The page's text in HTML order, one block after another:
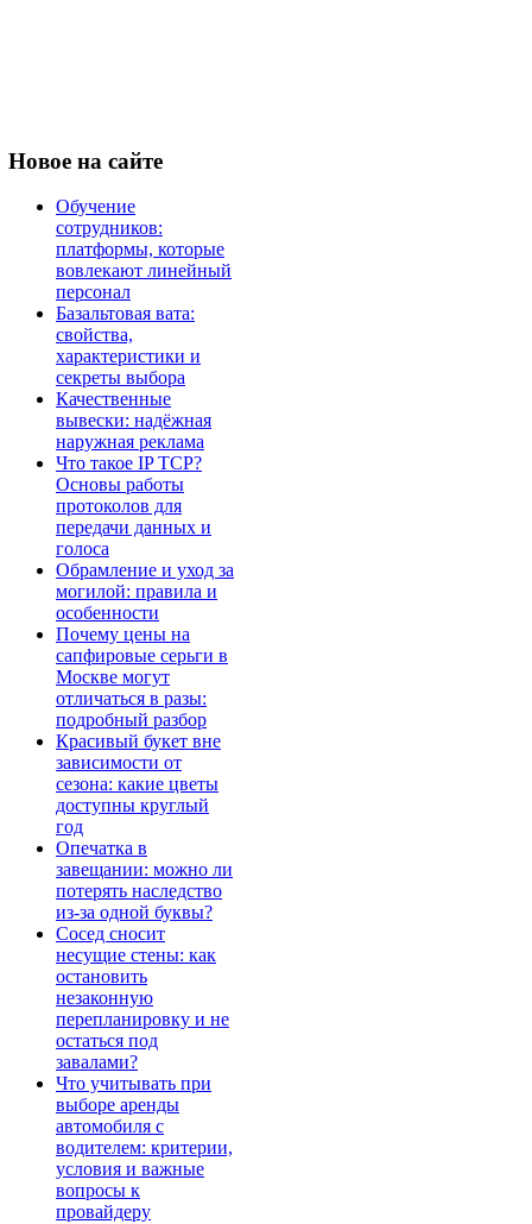
Новое на сайте
Обучение
сотрудников:
платформы, которые
вовлекают линейный
персонал
Базальтовая вата:
свойства,
характеристики и
секреты выбора
Качественные
вывески: надёжная
наружная реклама
Что такое IP TCP?
Основы работы
протоколов для
передачи данных и
голоса
Обрамление и уход за
могилой: правила и
особенности
Почему цены на
сапфировые серьги в
Москве могут
отличаться в разы:
подробный разбор
Красивый букет вне
зависимости от
сезона: какие цветы
доступны круглый
год
Опечатка в
завещании: можно ли
потерять наследство
из-за одной буквы?
Сосед сносит
несущие стены: как
остановить
незаконную
перепланировку и не
остаться под
завалами?
Что учитывать при
выборе аренды
автомобиля с
водителем: критерии,
условия и важные
вопросы к
провайдеру